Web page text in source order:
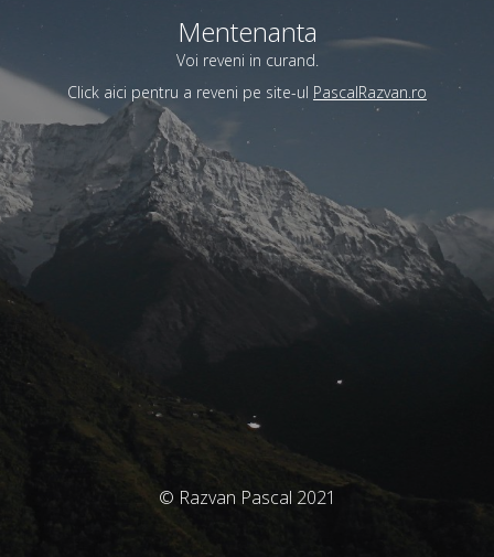
Mentenanta
Voi reveni in curand.
Click aici pentru a reveni pe site-ul PascalRazvan.ro
© Razvan Pascal 2021